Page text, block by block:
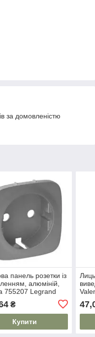
за домовленістю
панель розетки із
алюміній,
755207 Legrand
₴
Купити